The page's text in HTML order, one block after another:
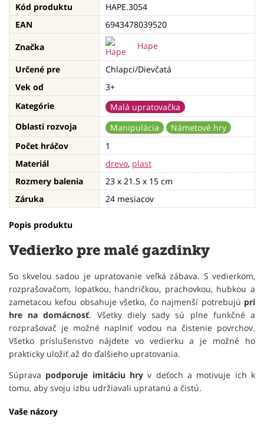
Kód produktu
HAPE.3054
EAN
6943478039520
Značka
Hape
Určené pre
Chlapci/Dievčatá
Vek od
3+
Kategórie
Malá upratovačka
Oblasti rozvoja
Manipulácia
Námetové hry
Počet hráčov
1
Materiál
drevo, plast
Rozmery balenia
23 x 21.5 x 15 cm
Záruka
24 mesiacov
Popis produktu
Vedierko pre malé gazdinky
So skvelou sadou je upratovanie veľká zábava. S vedierkom,
rozprašovačom, lopatkou, handričkou, prachovkou, hubkou a
zametacou kefou obsahuje všetko, čo najmenší potrebujú pri
hre na domácnosť. Všetky diely sady sú plne funkčné a
rozprašovač je možné naplniť vodou na čistenie povrchov.
Všetko príslušenstvo nájdete vo vedierku a je možné ho
prakticky uložiť až do ďalšieho upratovania.
Súprava podporuje imitáciu hry v deťoch a motivuje ich k
tomu, aby svoju izbu udržiavali upratanú a čistú.
Vaše názory